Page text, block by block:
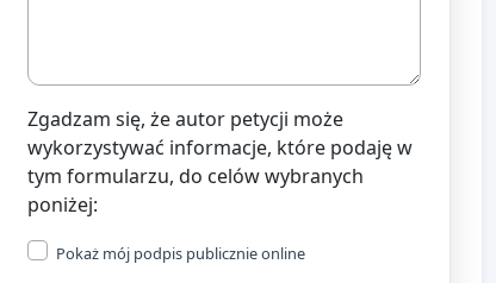
Zgadzam się, że autor petycji może
wykorzystywać informacje, które podaję w
tym formularzu, do celów wybranych
poniżej:
Pokaż mój podpis publicznie online